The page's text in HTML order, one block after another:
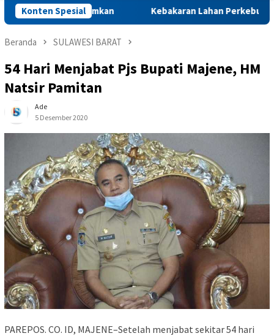
Konten Spesial
Dipadamkan Kebakaran Lahan Perkebunan Sawit di
Beranda SULAWESI BARAT
54 Hari Menjabat Pjs Bupati Majene, HM
Natsir Pamitan
Ade
5 Desember 2020
PAREPOS. CO. ID, MAJENE–Setelah menjabat sekitar 54 hari